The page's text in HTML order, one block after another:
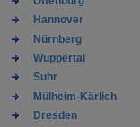
Hannover
Nürnberg
Wuppertal
Suhr
Mülheim-Kärlich
Dresden